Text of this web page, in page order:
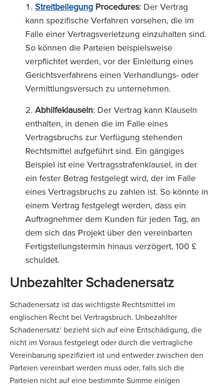
Streitbeilegung Procedures: Der Vertrag
kann spezifische Verfahren vorsehen, die im
Falle einer Vertragsverletzung einzuhalten sind.
So können die Parteien beispielsweise
verpflichtet werden, vor der Einleitung eines
Gerichtsverfahrens einen Verhandlungs- oder
Vermittlungsversuch zu unternehmen.
Abhilfeklauseln: Der Vertrag kann Klauseln
enthalten, in denen die im Falle eines
Vertragsbruchs zur Verfügung stehenden
Rechtsmittel aufgeführt sind. Ein gängiges
Beispiel ist eine Vertragsstrafenklausel, in der
ein fester Betrag festgelegt wird, der im Falle
eines Vertragsbruchs zu zahlen ist. So könnte in
einem Vertrag festgelegt werden, dass ein
Auftragnehmer dem Kunden für jeden Tag, an
dem sich das Projekt über den vereinbarten
Fertigstellungstermin hinaus verzögert, 100 £
schuldet.
Unbezahlter Schadenersatz
Schadenersatz ist das wichtigste Rechtsmittel im
englischen Recht bei Vertragsbruch. Unbezahlter
Schadenersatz‘ bezieht sich auf eine Entschädigung, die
nicht im Voraus festgelegt oder durch die vertragliche
Vereinbarung spezifiziert ist und entweder zwischen den
Parteien vereinbart werden muss oder, falls sich die
Parteien nicht auf eine bestimmte Summe einigen